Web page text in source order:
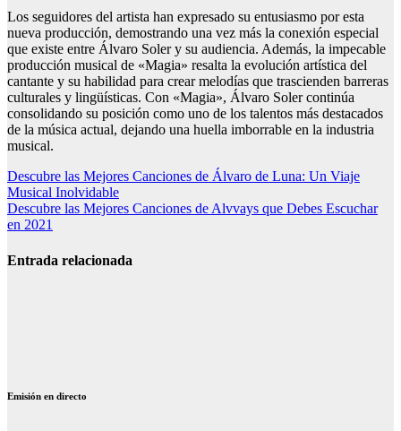
Los seguidores del artista han expresado su entusiasmo por esta
nueva producción, demostrando una vez más la conexión especial
que existe entre Álvaro Soler y su audiencia. Además, la impecable
producción musical de «Magia» resalta la evolución artística del
cantante y su habilidad para crear melodías que trascienden barreras
culturales y lingüísticas. Con «Magia», Álvaro Soler continúa
consolidando su posición como uno de los talentos más destacados
de la música actual, dejando una huella imborrable en la industria
musical.
Navegación
de
entradas
Descubre las Mejores Canciones de Álvaro de Luna: Un Viaje
Musical Inolvidable
Descubre las Mejores Canciones de Alvvays que Debes Escuchar
en 2021
Entrada relacionada
Emisión en directo